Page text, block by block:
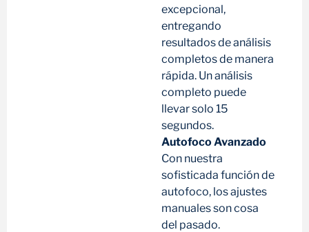
excepcional,
entregando
resultados de análisis
completos de manera
rápida. Un análisis
completo puede
llevar solo 15
segundos.
Autofoco Avanzado
Con nuestra
sofisticada función de
autofoco, los ajustes
manuales son cosa
del pasado.